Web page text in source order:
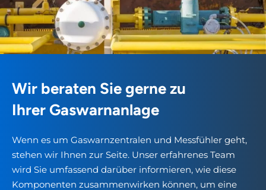
Wir beraten Sie gerne zu
Ihrer Gaswarnanlage
Wenn es um Gaswarnzentralen und Messfühler geht,
stehen wir Ihnen zur Seite. Unser erfahrenes Team
wird Sie umfassend darüber informieren, wie diese
Komponenten zusammenwirken können, um eine